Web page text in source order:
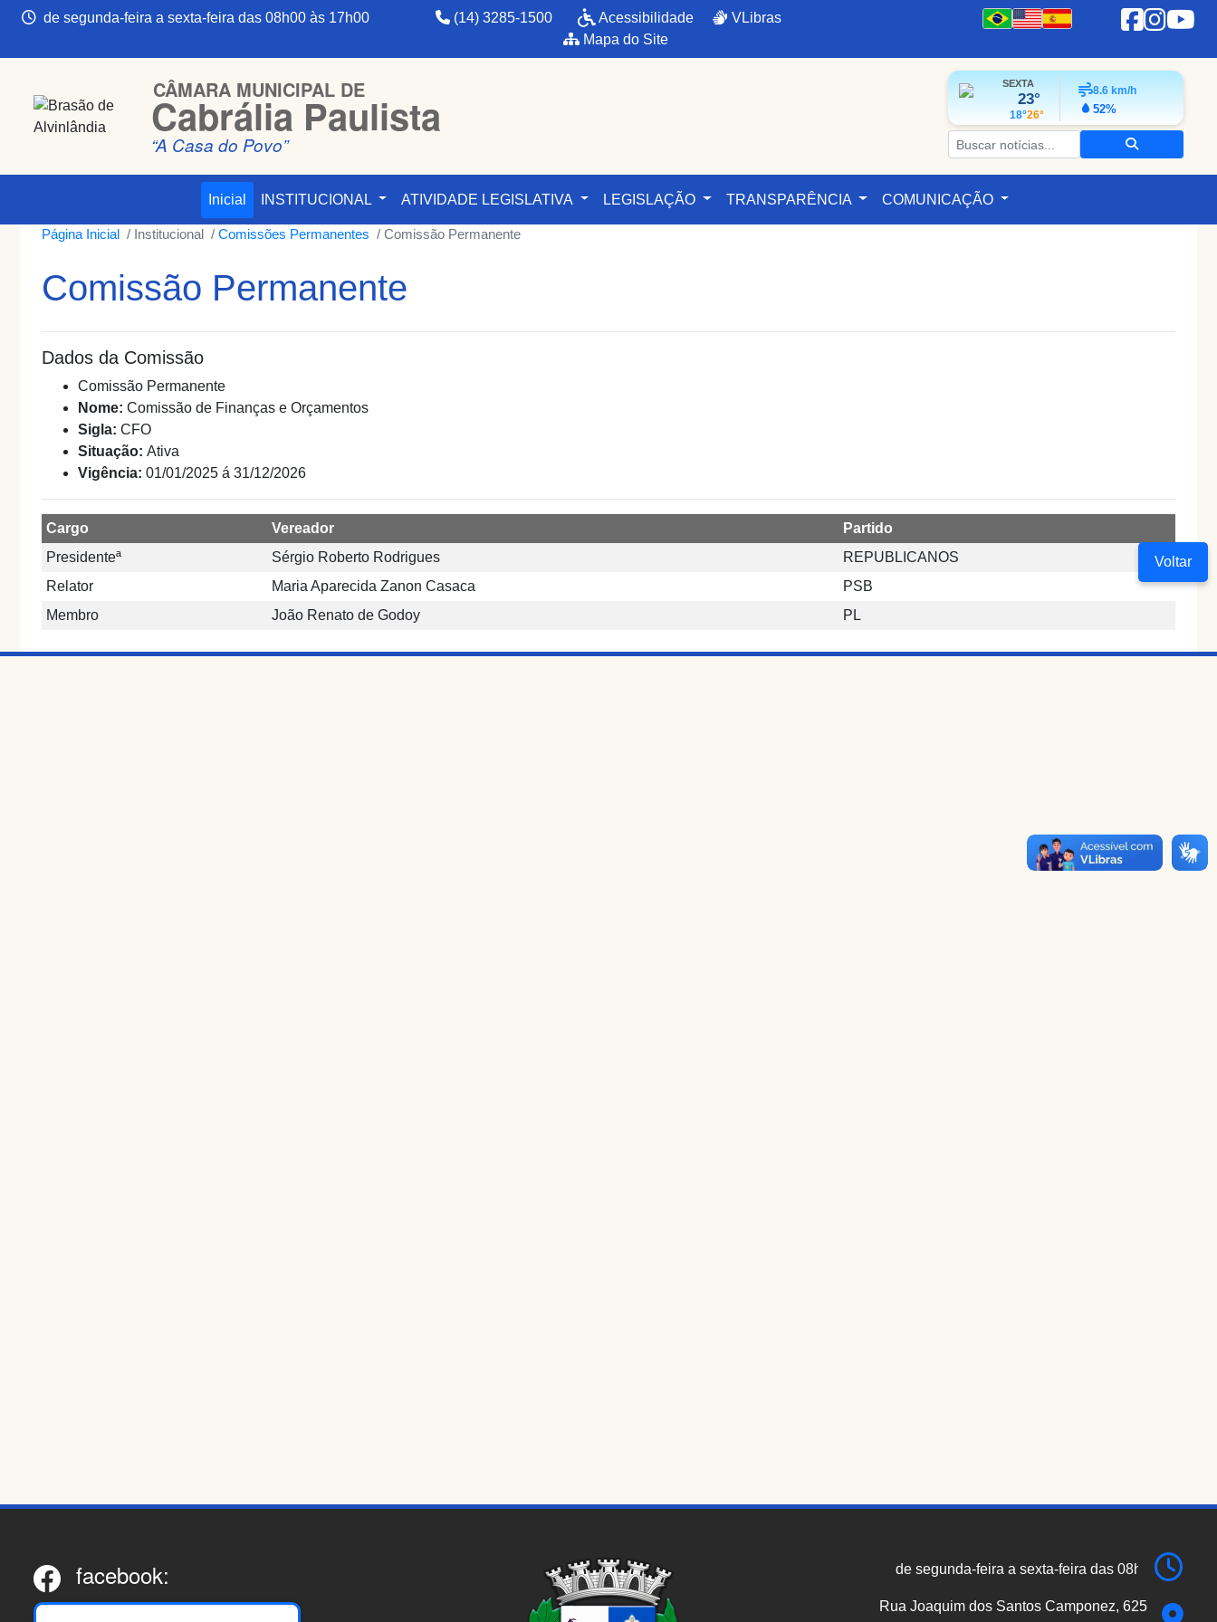
de segunda-feira a sexta-feira das 08h00 às 17h00 (14) 3285-1500 Acessibilidade
VLibras
Mapa do Site
CÂMARA MUNICIPAL DE
Cabrália Paulista
“A Casa do Povo”
SEXTA
23°
18°26°
8.6 km/h
52%
Inicial INSTITUCIONAL ATIVIDADE LEGISLATIVA LEGISLAÇÃO TRANSPARÊNCIA COMUNICAÇÃO
Voltar
Página Inicial Institucional Comissões Permanentes Comissão Permanente
Comissão Permanente
Dados da Comissão
Comissão Permanente
Nome: Comissão de Finanças e Orçamentos
Sigla: CFO
Situação: Ativa
Vigência: 01/01/2025 á 31/12/2026
Cargo Vereador
Partido
Presidenteª
Sérgio Roberto Rodrigues
REPUBLICANOS
Relator
Maria Aparecida Zanon Casaca
PSB
Membro
João Renato de Godoy PL
facebook: de segunda-feira a sexta-feira das 08h00 às
Rua Joaquim dos Santos Camponez, 625